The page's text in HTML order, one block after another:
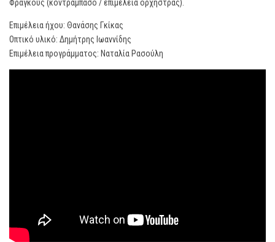
Φραγκούς (κοντραμπάσο / επιμέλεια ορχήστρας).
Επιμέλεια ήχου: Θανάσης Γκίκας
Οπτικό υλικό: Δημήτρης Ιωαννίδης
Επιμέλεια προγράμματος: Ναταλία Ρασούλη